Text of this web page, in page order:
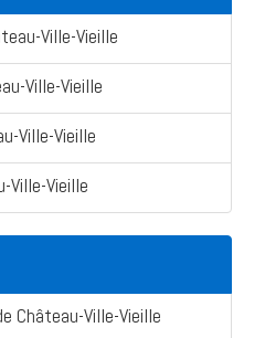
Ville-Vieille
Ville-Vieille
Ville-Vieille
Ville-Vieille
Château-Ville-Vieille